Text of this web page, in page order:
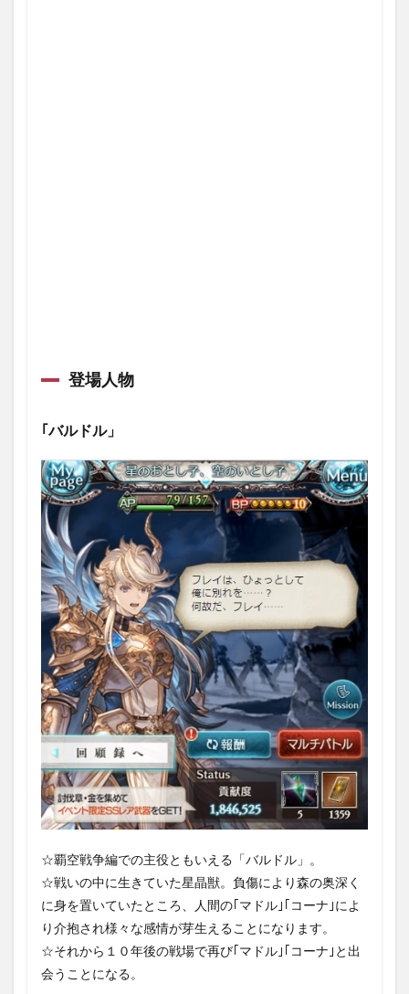
器｢デ
ィザ
ロー｣
2.4.1
入手方
法
性能
2.5
Sレア
武器
｢ディ
ザス
ター
ボル
ト｣
2.5.1
入手方
法
2.5.2
性能
2.6
その
他の
報酬
2.6.1
「ダマ
スカス
骸晶」
「レジ
登場人物
｢バルドル」
☆覇空戦争編での主役ともいえる「バルドル」。
☆戦いの中に生きていた星晶獣。負傷により森の奥深く
に身を置いていたところ、人間の｢マドル｣｢コーナ｣によ
り介抱され様々な感情が芽生えることになります。
☆それから１０年後の戦場で再び｢マドル｣｢コーナ｣と出
会うことになる。